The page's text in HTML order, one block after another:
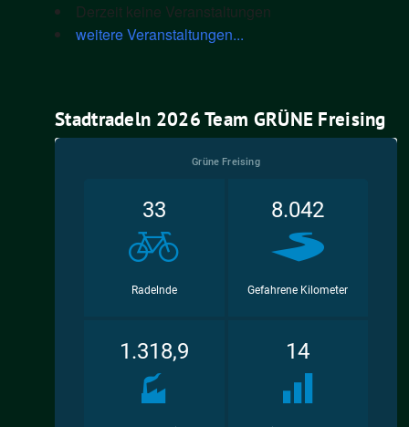
Derzeit keine Veranstaltungen
weitere Veranstaltungen...
Stadtradeln 2026 Team GRÜNE Freising